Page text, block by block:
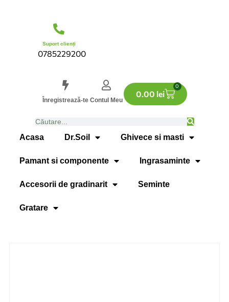
Suport clienți
0785229200
Înregistrează-te Contul Meu
0.00 lei
0
Acasa Dr.Soil Ghivece si masti
Pamant si componente Ingrasaminte
Accesorii de gradinarit Seminte
Gratare